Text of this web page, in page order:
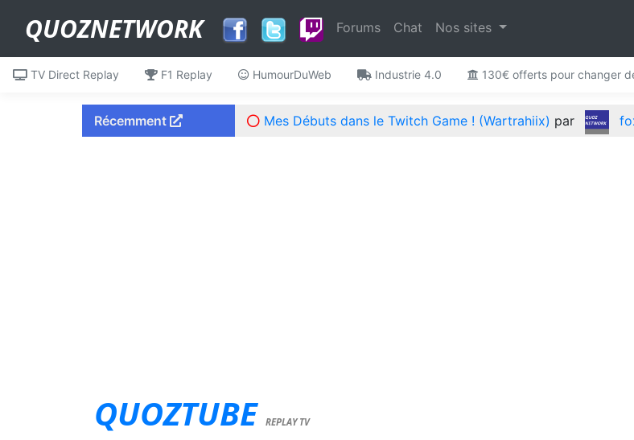
QUOZNETWORK Forums Chat Nos sites
TV Direct Replay F1 Replay HumourDuWeb Industrie 4.0 130€ offerts pour changer
Récemment Mes Débuts dans le Twitch Game ! (Wartrahiix) par
QUOZTUBE REPLAY TV